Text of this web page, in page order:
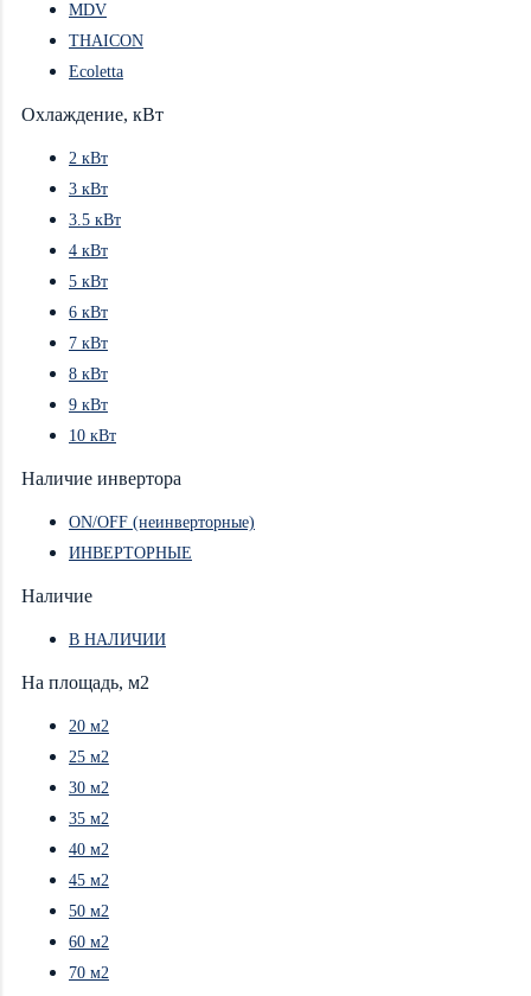
MDV
THAICON
Ecoletta
Охлаждение, кВт
2 кВт
3 кВт
3.5 кВт
4 кВт
5 кВт
6 кВт
7 кВт
8 кВт
9 кВт
10 кВт
Наличие инвертора
ON/OFF (неинверторные)
ИНВЕРТОРНЫЕ
Наличие
В НАЛИЧИИ
На площадь, м2
20 м2
25 м2
30 м2
35 м2
40 м2
45 м2
50 м2
60 м2
70 м2